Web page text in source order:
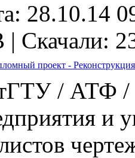
28.10.14
| Скачали:
проект -
/ АТФ /
и